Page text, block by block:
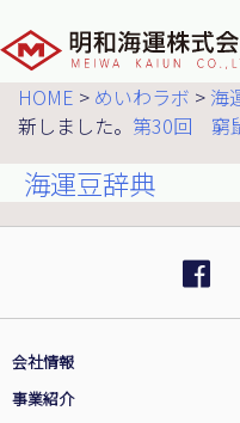
HOME > めいわラボ > 海
新しました。 第30回 窮
海運豆辞典
会社情報
事業紹介